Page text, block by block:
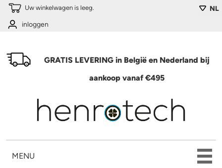
Overslaan en naar de algemene inhoud gaan NL
Uw winkelwagen is leeg.
inloggen
GRATIS LEVERING in België en Nederland bij
aankoop vanaf €495
MENU